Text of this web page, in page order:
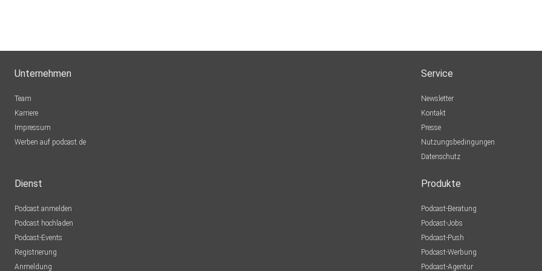
Unternehmen
Team
Karriere
Impressum
Werben auf podcast.de
Service
Newsletter
Kontakt
Presse
Nutzungsbedingungen
Datenschutz
Dienst
Podcast anmelden
Podcast hochladen
Podcast-Events
Registrierung
Anmeldung
Produkte
Podcast-Beratung
Podcast-Jobs
Podcast-Push
Podcast-Werbung
Podcast-Agentur